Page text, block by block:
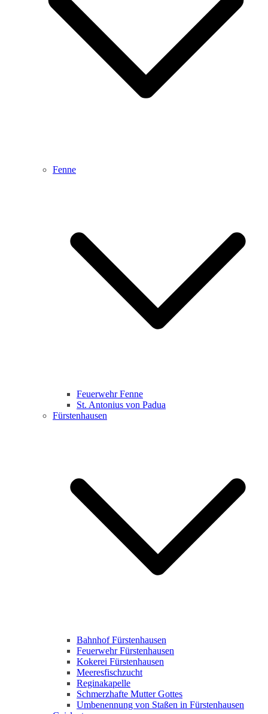
Fenne
Feuerwehr Fenne
St. Antonius von Padua
Fürstenhausen
Bahnhof Fürstenhausen
Feuerwehr Fürstenhausen
Kokerei Fürstenhausen
Meeresfischzucht
Reginakapelle
Schmerzhafte Mutter Gottes
Umbenennung von Staßen in Fürstenhausen